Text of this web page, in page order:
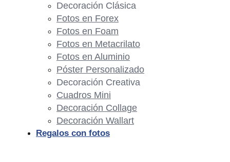
Decoración Clásica
Fotos en Forex
Fotos en Foam
Fotos en Metacrilato
Fotos en Aluminio
Póster Personalizado
Decoración Creativa
Cuadros Mini
Decoración Collage
Decoración Wallart
Regalos con fotos